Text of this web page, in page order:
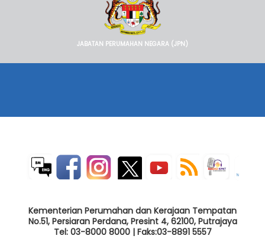
JABATAN PERUMAHAN NEGARA (JPN)
Kementerian Perumahan dan Kerajaan Tempatan
No.51, Persiaran Perdana, Presint 4, 62100, Putrajaya
Tel: 03-8000 8000 | Faks:03-8891 5557